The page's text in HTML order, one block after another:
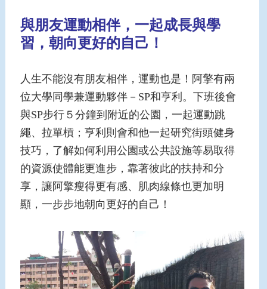
與朋友運動相伴，一起成長與學
習，朝向更好的自己！
人生不能沒有朋友相伴，運動也是！阿擎有兩
位大學同學兼運動夥伴－SP和亨利。下班後會
與SP步行５分鐘到附近的公園，一起運動跳
繩、拉單槓；亨利則會和他一起研究街頭健身
技巧，了解如何利用公園或公共設施等易取得
的資源使體能更進步，靠著彼此的扶持和分
享，讓阿擎瘦得更有感、肌肉線條也更加明
顯，一步步地朝向更好的自己！